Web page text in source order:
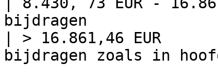
bijdragen
| > 16.861,46 EUR
bijdragen zoals in